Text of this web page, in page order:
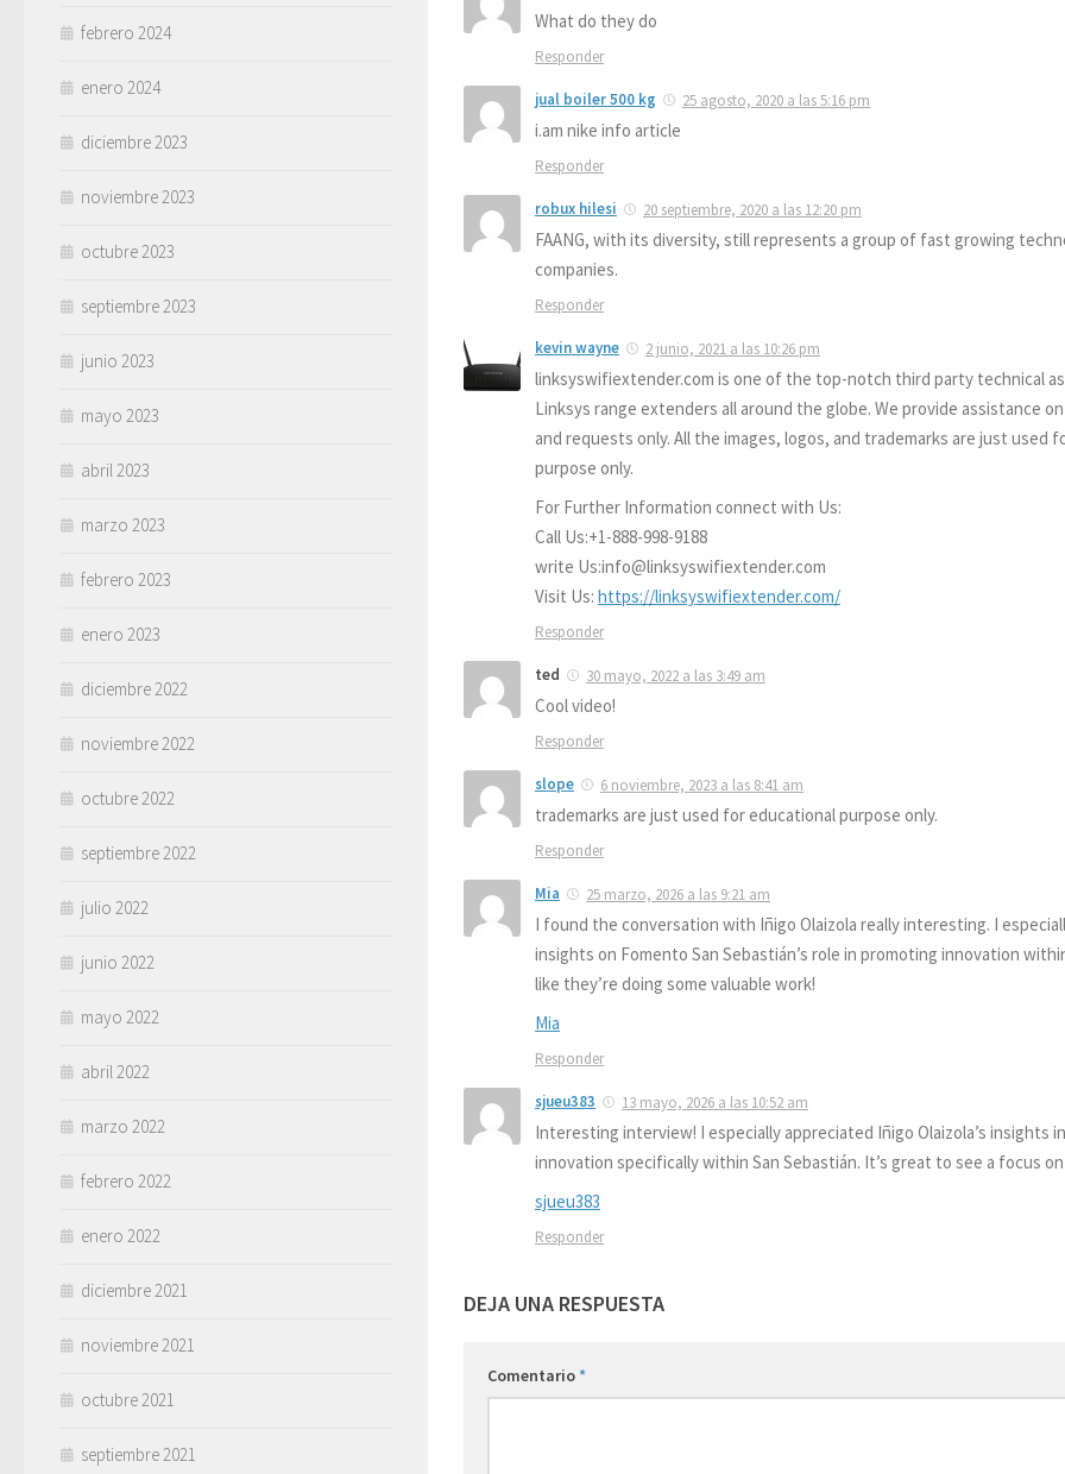
What do they do
Responder
jual boiler 500 kg 25 agosto, 2020 a las 5:16 pm
i.am nike info article
Responder
robux hilesi 20 septiembre, 2020 a las 12:20 pm
FAANG, with its diversity, still represents a group of fast growing
companies.
Responder
kevin wayne 2 junio, 2021 a las 10:26 pm
linksyswifiextender.com is one of the top-notch third party technical
Linksys range extenders all around the globe. We provide assistance
and requests only. All the images, logos, and trademarks are just used
purpose only.
For Further Information connect with Us:
Call Us:+1-888-998-9188
write Us:info@linksyswifiextender.com
Visit Us: https://linksyswifiextender.com/
Responder
ted 30 mayo, 2022 a las 3:49 am
Cool video!
Responder
slope 6 noviembre, 2023 a las 8:41 am
trademarks are just used for educational purpose only.
Responder
Mia 25 marzo, 2026 a las 9:21 am
I found the conversation with Iñigo Olaizola really interesting. I
insights on Fomento San Sebastián’s role in promoting innovation
like they’re doing some valuable work!
Mia
Responder
sjueu383 13 mayo, 2026 a las 10:52 am
Interesting interview! I especially appreciated Iñigo Olaizola’s insights
innovation specifically within San Sebastián. It’s great to see a focus
sjueu383
Responder
DEJA UNA RESPUESTA
Comentario*
febrero 2024
enero 2024
diciembre 2023
noviembre 2023
octubre 2023
septiembre 2023
junio 2023
mayo 2023
abril 2023
marzo 2023
febrero 2023
enero 2023
diciembre 2022
noviembre 2022
octubre 2022
septiembre 2022
julio 2022
junio 2022
mayo 2022
abril 2022
marzo 2022
febrero 2022
enero 2022
diciembre 2021
noviembre 2021
octubre 2021
septiembre 2021